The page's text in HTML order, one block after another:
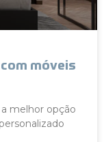
móveis
melhor opção